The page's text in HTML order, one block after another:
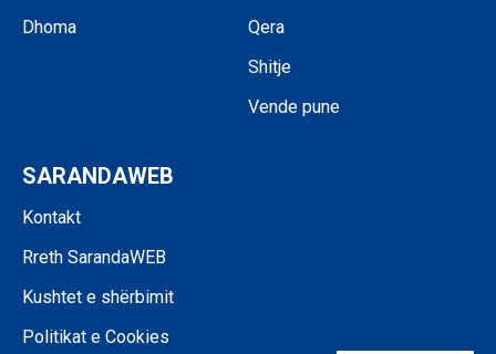
Dhoma
Qera
Shitje
Vende pune
SARANDAWEB
Kontakt
Rreth SarandaWEB
Kushtet e shërbimit
Politikat e Cookies